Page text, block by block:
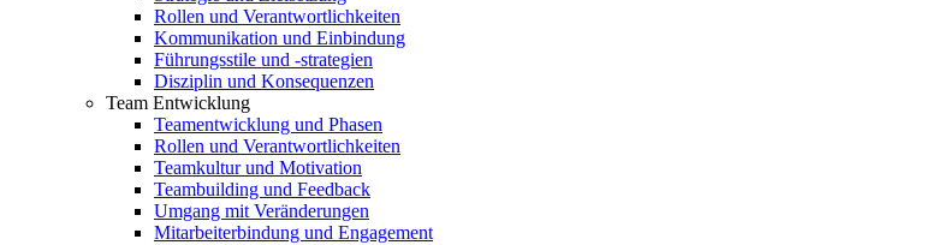
Rollen und Verantwortlichkeiten
Kommunikation und Einbindung
Führungsstile und -strategien
Disziplin und Konsequenzen
Team Entwicklung
Teamentwicklung und Phasen
Rollen und Verantwortlichkeiten
Teamkultur und Motivation
Teambuilding und Feedback
Umgang mit Veränderungen
Mitarbeiterbindung und Engagement